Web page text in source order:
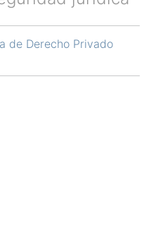
de Derecho Privado